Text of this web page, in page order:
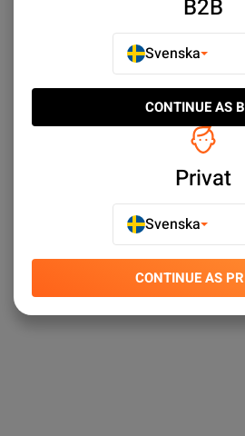
Upptäck Outlet till svårslagna
Snabba leveranser ✓ Enkel
B2B
Svenska
CONTINUE AS
Privat
Svenska
CONTINUE AS